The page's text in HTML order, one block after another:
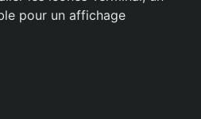
pour un affichage